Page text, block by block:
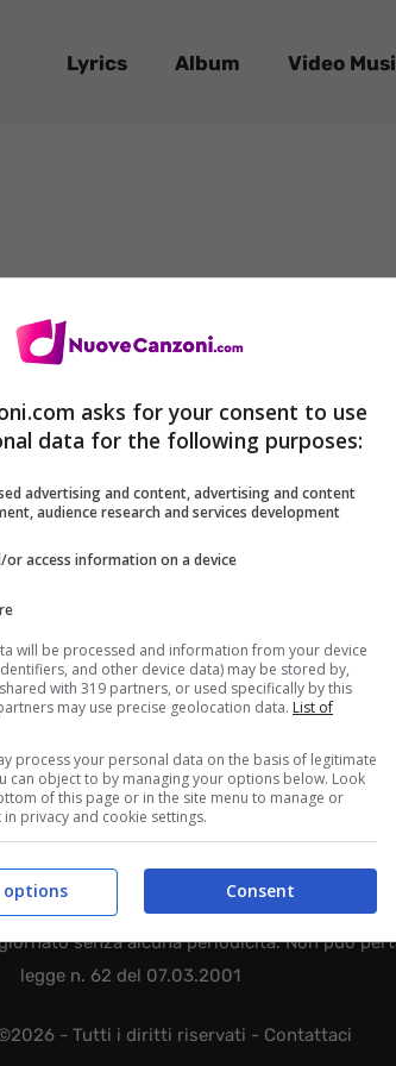
Lyrics Album Video
Marchese 10, 00141 Roma (RM) -
senza alcuna periodicità. Non può
legge n. 62 del 07.03.2001
- Tutti i diritti riservati - Contattaci
asks for your consent to use
data for the following purposes:
advertising and content, advertising and content
audience research and services development
or access information on a device
will be processed and information from your device
and other device data) may be stored by,
with 319 partners, or used specifically by this
may use precise geolocation data. List of
process your personal data on the basis of legitimate
can object to by managing your options below. Look
of this page or in the site menu to manage or
privacy and cookie settings.
Consent
options